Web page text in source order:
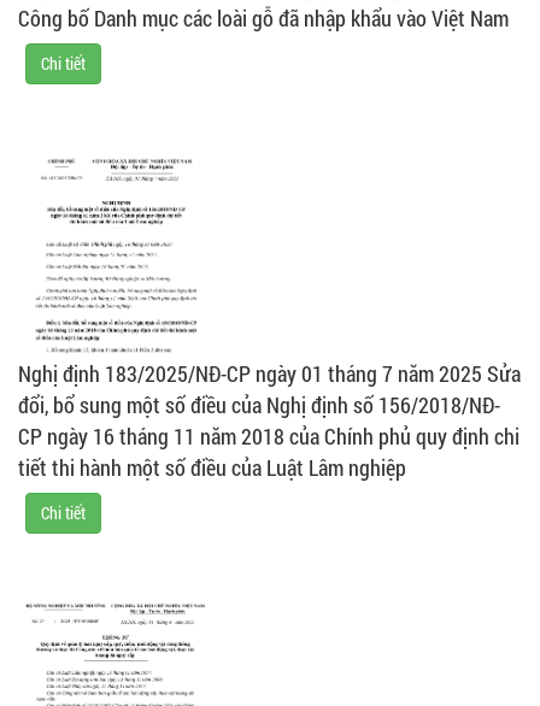
Công bố Danh mục các loài gỗ đã nhập khẩu vào Việt Nam
Chi tiết
Nghị định 183/2025/NĐ-CP ngày 01 tháng 7 năm 2025 Sửa
đổi, bổ sung một số điều của Nghị định số 156/2018/NĐ-
CP ngày 16 tháng 11 năm 2018 của Chính phủ quy định chi
tiết thi hành một số điều của Luật Lâm nghiệp
Chi tiết